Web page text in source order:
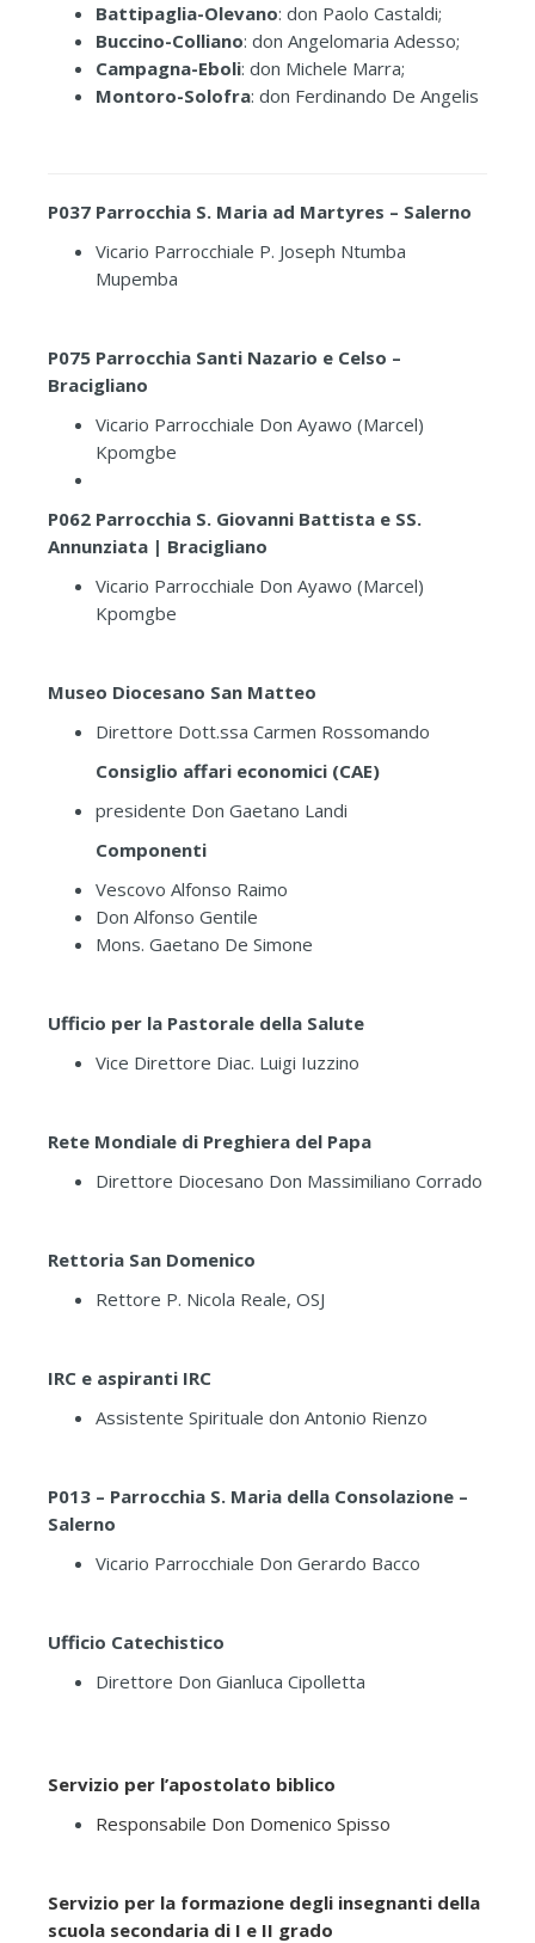
Battipaglia-Olevano: don Paolo Castaldi;
Buccino-Colliano: don Angelomaria Adesso;
Campagna-Eboli: don Michele Marra;
Montoro-Solofra: don Ferdinando De Angelis
P037 Parrocchia S. Maria ad Martyres – Salerno
Vicario Parrocchiale P. Joseph Ntumba
Mupemba
P075 Parrocchia Santi Nazario e Celso –
Bracigliano
Vicario Parrocchiale Don Ayawo (Marcel)
Kpomgbe
P062 Parrocchia S. Giovanni Battista e SS.
Annunziata | Bracigliano
Vicario Parrocchiale Don Ayawo (Marcel)
Kpomgbe
Museo Diocesano San Matteo
Direttore Dott.ssa Carmen Rossomando
Consiglio affari economici (CAE)
presidente Don Gaetano Landi
Componenti
Vescovo Alfonso Raimo
Don Alfonso Gentile
Mons. Gaetano De Simone
Ufficio per la Pastorale della Salute
Vice Direttore Diac. Luigi Iuzzino
Rete Mondiale di Preghiera del Papa
Direttore Diocesano Don Massimiliano Corrado
Rettoria San Domenico
Rettore P. Nicola Reale, OSJ
IRC e aspiranti IRC
Assistente Spirituale don Antonio Rienzo
P013 – Parrocchia S. Maria della Consolazione –
Salerno
Vicario Parrocchiale Don Gerardo Bacco
Ufficio Catechistico
Direttore Don Gianluca Cipolletta
Servizio per l’apostolato biblico
Responsabile Don Domenico Spisso
Servizio per la formazione degli insegnanti della
scuola secondaria di I e II grado